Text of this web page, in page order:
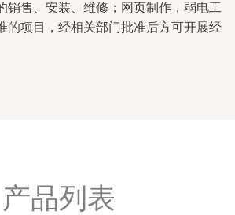
销售、安装、维修；网页制作，弱电工
的项目，经相关部门批准后方可开展经
产品列表